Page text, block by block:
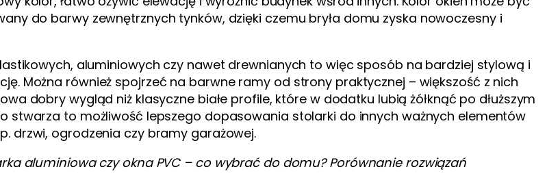
do barwy zewnętrznych tynków, dzięki czemu bryła domu zyska nowoczesny i
aluminiowych czy nawet drewnianych to więc sposób na bardziej stylową i
Można również spojrzeć na barwne ramy od strony praktycznej – większość z nich
dobry wygląd niż klasyczne białe profile, które w dodatku lubią żółknąć po dłuższym
stwarza to możliwość lepszego dopasowania stolarki do innych ważnych elementów
drzwi, ogrodzenia czy bramy garażowej.
aluminiowa czy okna PVC – co wybrać do domu? Porównanie rozwiązań